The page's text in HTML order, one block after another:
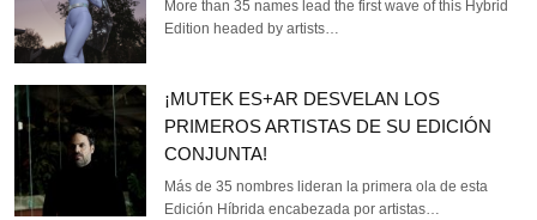
More than 35 names lead the first wave of this Hybrid
Edition headed by artists…
¡MUTEK ES+AR DESVELAN LOS
PRIMEROS ARTISTAS DE SU EDICIÓN
CONJUNTA!
Más de 35 nombres lideran la primera ola de esta
Edición Híbrida encabezada por artistas…